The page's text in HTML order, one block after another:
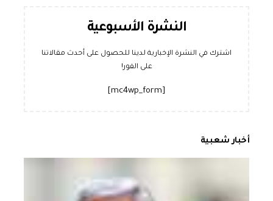
النشرة الأسبوعية
اشترك في النشرة الإخبارية لدينا للحصول على أحدث مقالاتنا
على الفور!
أخبار شعبية